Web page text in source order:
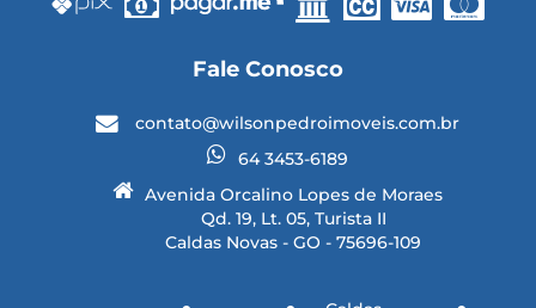
Fale Conosco
contato@wilsonpedroimoveis.com.br
64 3453-6189
Avenida Orcalino Lopes de Moraes
Qd. 19, Lt. 05, Turista II
Caldas Novas - GO - 75696-109